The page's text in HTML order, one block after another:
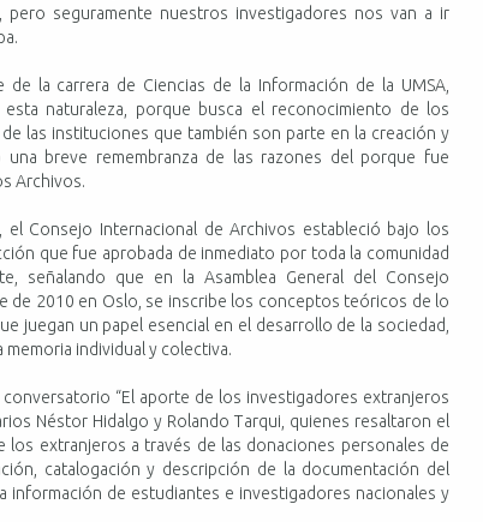
seguramente nuestros investigadores nos van a ir
la carrera de Ciencias de la Información de la UMSA,
naturaleza, porque busca el reconocimiento de los
las instituciones que también son parte en la creación y
breve remembranza de las razones del porque fue
Archivos.
Consejo Internacional de Archivos estableció bajo los
que fue aprobada de inmediato por toda la comunidad
señalando que en la Asamblea General del Consejo
de 2010 en Oslo, se inscribe los conceptos teóricos de lo
juegan un papel esencial en el desarrollo de la sociedad,
individual y colectiva.
“El aporte de los investigadores extranjeros
Néstor Hidalgo y Rolando Tarqui, quienes resaltaron el
extranjeros a través de las donaciones personales de
catalogación y descripción de la documentación del
información de estudiantes e investigadores nacionales y